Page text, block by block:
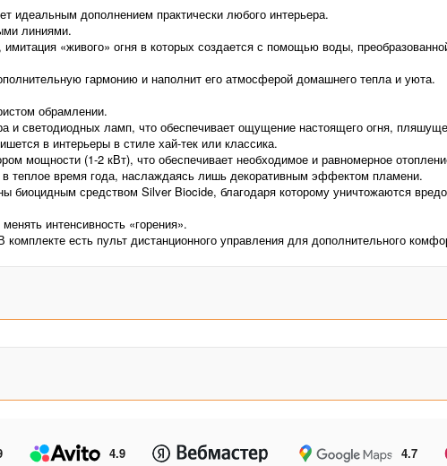
идеальным дополнением практически любого интерьера.
линиями.
«живого» огня в которых создается с помощью воды,
гармонию и наполнит его атмосферой домашнего тепла и уюта.
обрамлении.
и светодиодных ламп, что обеспечивает ощущение настоящего огня,
в интерьеры в стиле хай-тек или классика.
мощности (1-2 кВт), что обеспечивает необходимое и равномерное
теплое время года, наслаждаясь лишь декоративным эффектом пламени.
биоцидным средством Silver Biocide, благодаря которому уничтожаются
интенсивность «горения».
есть пульт дистанционного управления для дополнительного
4.9 4.7